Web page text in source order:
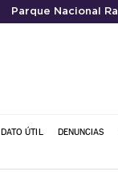
Parque Nacional
DATO ÚTIL DENUNCIAS